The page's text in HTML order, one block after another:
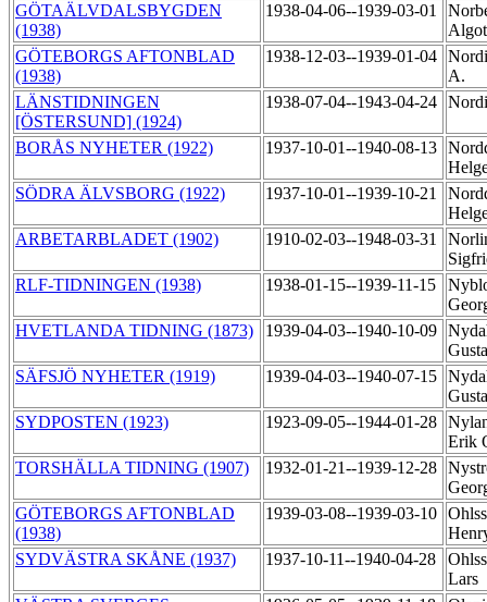
GÖTAÄLVDALSBYGDEN
(1938)
1938-04-06--1939-03-01
GÖTEBORGS AFTONBLAD
(1938)
1938-12-03--1939-01-04
A.
LÄNSTIDNINGEN
[ÖSTERSUND] (1924)
1938-07-04--1943-04-24
BORÅS NYHETER (1922) 1937-10-01--1940-08-13
SÖDRA ÄLVSBORG (1922)
1937-10-01--1939-10-21
ARBETARBLADET (1902)
1910-02-03--1948-03-31
RLF-TIDNINGEN (1938)
1938-01-15--1939-11-15
HVETLANDA TIDNING (1873)
1939-04-03--1940-10-09
SÄFSJÖ NYHETER (1919)
1939-04-03--1940-07-15
SYDPOSTEN (1923)
1923-09-05--1944-01-28
Erik
TORSHÄLLA TIDNING (1907)
1932-01-21--1939-12-28
GÖTEBORGS AFTONBLAD
(1938)
1939-03-08--1939-03-10
SYDVÄSTRA SKÅNE (1937)
1937-10-11--1940-04-28
Lars